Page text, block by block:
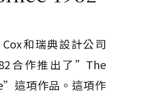
和瑞典設計公司
合作推出了”The
這項作品。這項作